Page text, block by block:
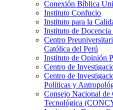
Conexión Bíblica
Instituto Confucio
Instituto para la
Instituto de
Centro
Católica del Perú
Instituto de Opinión
Centro de
Centro de
Políticas y
Consejo Nacional de
Tecnológica